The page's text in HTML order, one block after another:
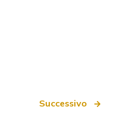
Successivo